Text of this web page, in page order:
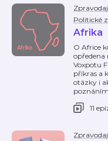
Politické
Afrika
O Africe
opředena
Voxpotu
příkras a
otázky i
11